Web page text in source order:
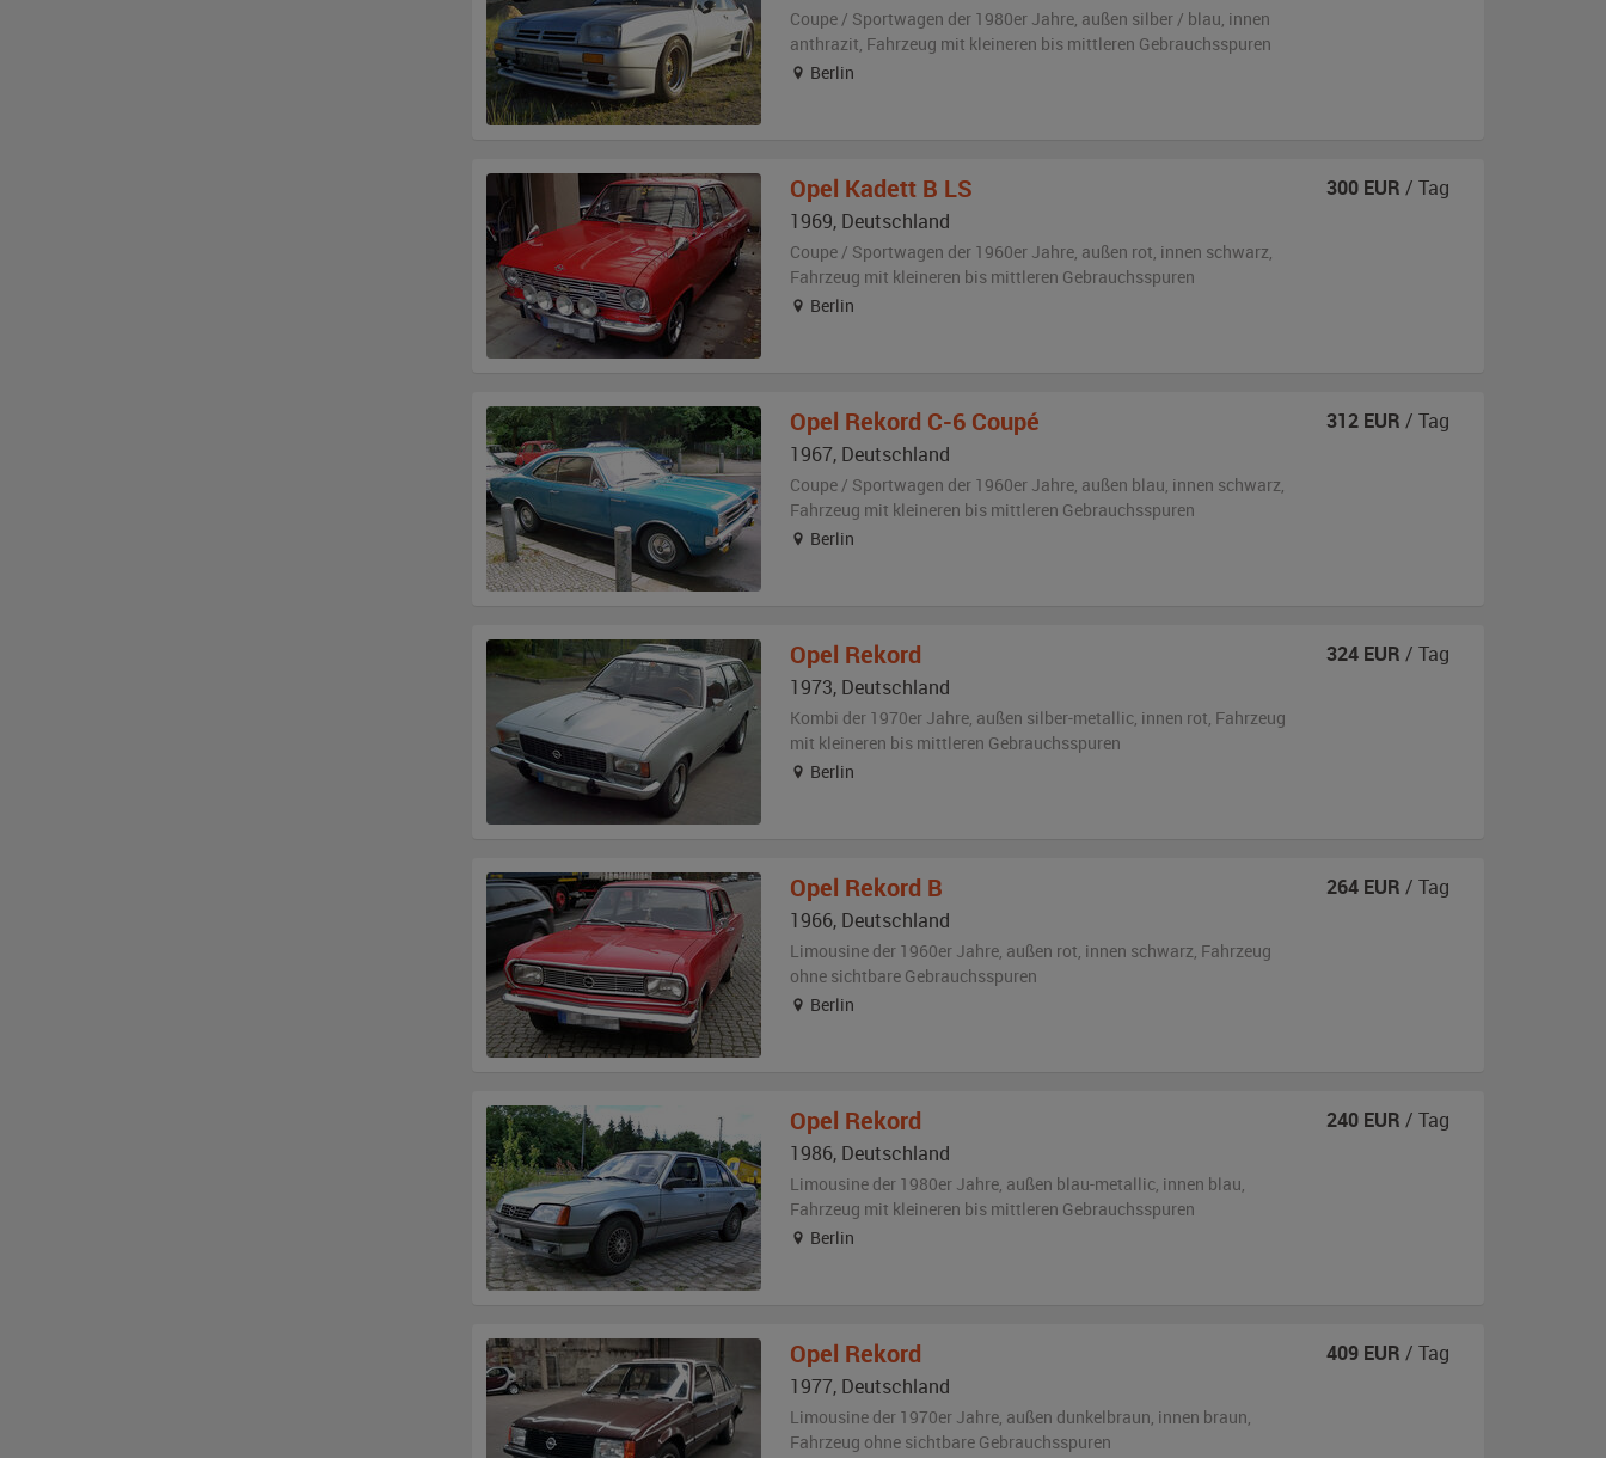
Coupe / Sportwagen der 1980er Jahre, außen silber / blau, innen
anthrazit, Fahrzeug mit kleineren bis mittleren Gebrauchsspuren
Berlin
Opel Kadett B LS
1969, Deutschland
Coupe / Sportwagen der 1960er Jahre, außen rot, innen schwarz,
Fahrzeug mit kleineren bis mittleren Gebrauchsspuren
Berlin
300 EUR / Tag
Opel Rekord C-6 Coupé
1967, Deutschland
Coupe / Sportwagen der 1960er Jahre, außen blau, innen schwarz,
Fahrzeug mit kleineren bis mittleren Gebrauchsspuren
Berlin
312 EUR / Tag
Opel Rekord
1973, Deutschland
Kombi der 1970er Jahre, außen silber-metallic, innen rot, Fahrzeug
mit kleineren bis mittleren Gebrauchsspuren
Berlin
324 EUR / Tag
Opel Rekord B
1966, Deutschland
Limousine der 1960er Jahre, außen rot, innen schwarz, Fahrzeug
ohne sichtbare Gebrauchsspuren
Berlin
264 EUR / Tag
Opel Rekord
1986, Deutschland
Limousine der 1980er Jahre, außen blau-metallic, innen blau,
Fahrzeug mit kleineren bis mittleren Gebrauchsspuren
Berlin
240 EUR / Tag
Opel Rekord
1977, Deutschland
Limousine der 1970er Jahre, außen dunkelbraun, innen braun,
Fahrzeug ohne sichtbare Gebrauchsspuren
409 EUR / Tag